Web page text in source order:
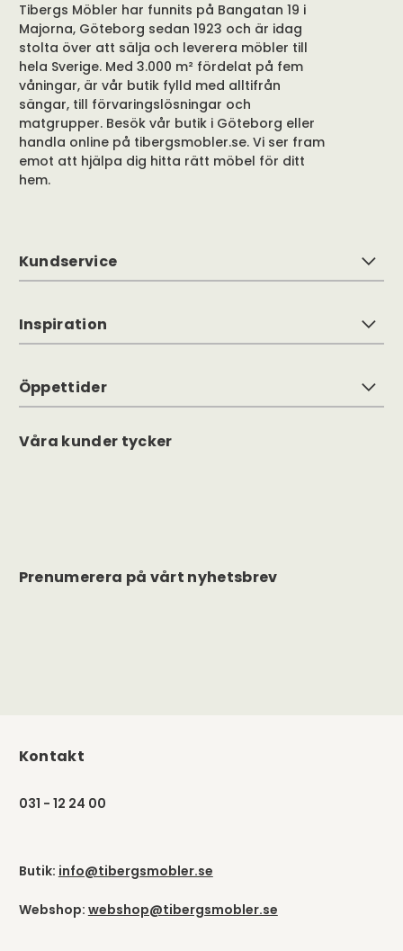
Tibergs Möbler har funnits på Bangatan 19 i
Majorna, Göteborg sedan 1923 och är idag
stolta över att sälja och leverera möbler till
hela Sverige. Med 3.000 m² fördelat på fem
våningar, är vår butik fylld med alltifrån
sängar, till förvaringslösningar och
matgrupper. Besök vår butik i Göteborg eller
handla online på tibergsmobler.se. Vi ser fram
emot att hjälpa dig hitta rätt möbel för ditt
hem.
Kundservice
Inspiration
Öppettider
Våra kunder tycker
Prenumerera på vårt nyhetsbrev
Kontakt
031 - 12 24 00
Butik: info@tibergsmobler.se
Webshop: webshop@tibergsmobler.se